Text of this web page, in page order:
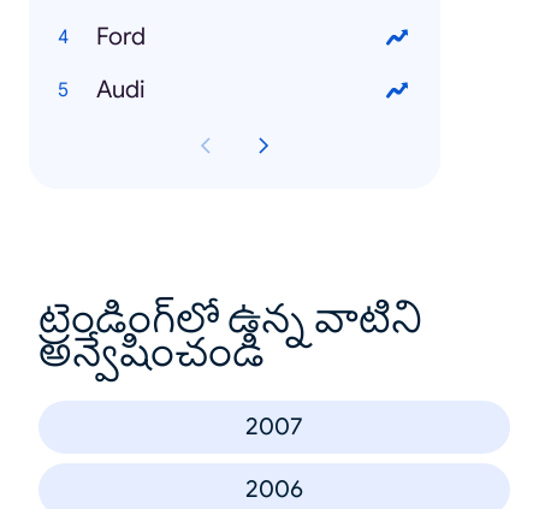
Ford
Audi
ట్రెండింగ్‌లో ఉన్న వాటిని
అన్వేషించండి
2007
2006